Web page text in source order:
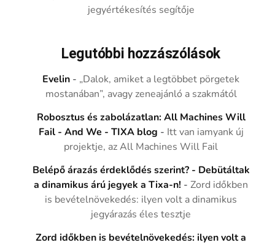
jegyértékesítés segítője
Legutóbbi hozzászólások
Evelin - „Dalok, amiket a legtöbbet pörgetek
mostanában”, avagy zeneajánló a szakmától
Robosztus és zabolázatlan: All Machines Will
Fail - And We - TIXA blog - Itt van iamyank új
projektje, az All Machines Will Fail
Belépő árazás érdeklődés szerint? - Debütáltak
a dinamikus árú jegyek a Tixa-n! -Zord időkben
is bevételnövekedés: ilyen volt a dinamikus
jegyárazás éles tesztje
Zord időkben is bevételnövekedés: ilyen volt a